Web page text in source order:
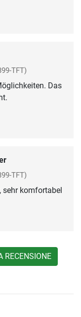
TFT)
Das
TFT)
sehr komfortabel
RECENSIONE